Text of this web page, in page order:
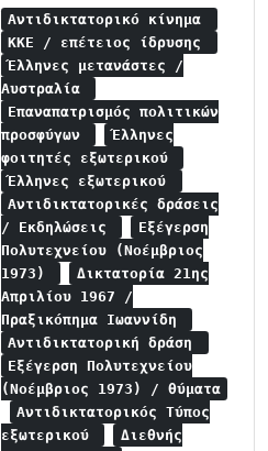
Αντιδικτατορικό κίνημα
ΚΚΕ / επέτειος ίδρυσης
Έλληνες μετανάστες /
Αυστραλία
Επαναπατρισμός πολιτικών
προσφύγων
Έλληνες
φοιτητές εξωτερικού
Έλληνες εξωτερικού
Αντιδικτατορικές δράσεις
/ Εκδηλώσεις
Εξέγερση
Πολυτεχνείου (Νοέμβριος
1973)
Δικτατορία 21ης
Απριλίου 1967 /
Πραξικόπημα Ιωαννίδη
Αντιδικτατορική δράση
Εξέγερση Πολυτεχνείου
(Νοέμβριος 1973) / θύματα
Αντιδικτατορικός Τύπος
εξωτερικού
Διεθνής